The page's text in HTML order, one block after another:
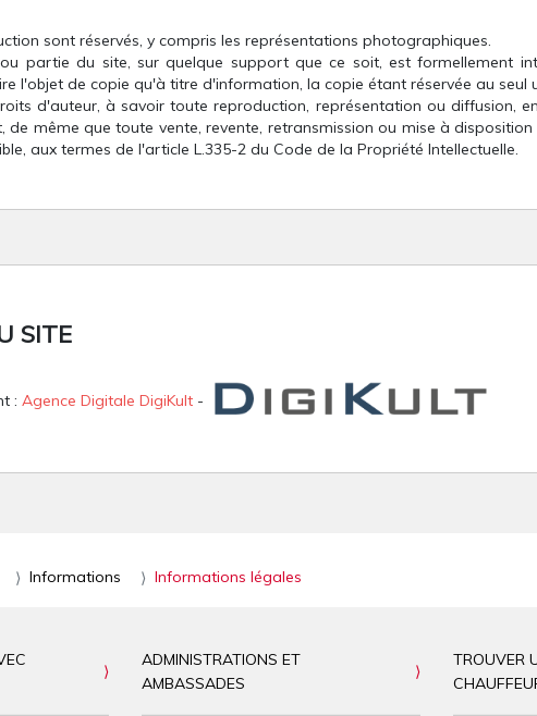
sont réservés, y compris les représentations photographiques.
partie du site, sur quelque support que ce soit, est formellement
l'objet de copie qu'à titre d'information, la copie étant réservée au seul
d'auteur, à savoir toute reproduction, représentation ou
de même que toute vente, revente, retransmission ou mise à
aux termes de l'article L.335-2 du Code de la Propriété Intellectuelle.
SITE
: Agence Digitale DigiKult -
Informations Informations légales
ADMINISTRATIONS ET
AMBASSADES
TROUVER